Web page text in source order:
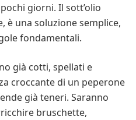
giorni. Il sott’olio
è una soluzione semplice,
fondamentali.
già cotti, spellati e
croccante di un peperone
già teneri. Saranno
bruschette,